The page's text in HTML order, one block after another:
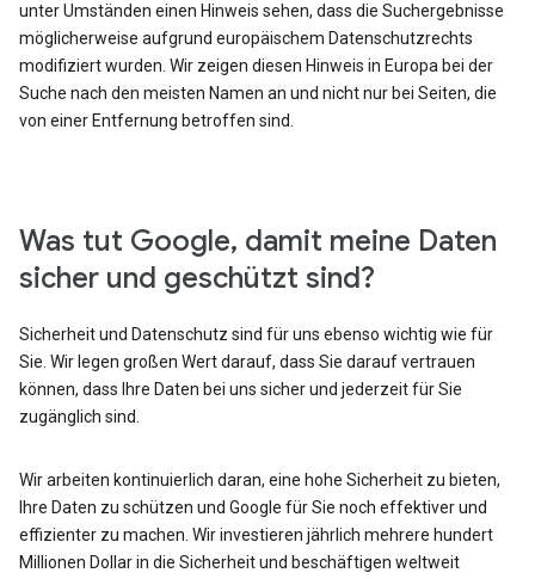
unter Umständen einen Hinweis sehen, dass die Suchergebnisse
möglicherweise aufgrund europäischem Datenschutzrechts
modifiziert wurden. Wir zeigen diesen Hinweis in Europa bei der
Suche nach den meisten Namen an und nicht nur bei Seiten, die
von einer Entfernung betroffen sind.
Was tut Google, damit meine Daten
sicher und geschützt sind?
Sicherheit und Datenschutz sind für uns ebenso wichtig wie für
Sie. Wir legen großen Wert darauf, dass Sie darauf vertrauen
können, dass Ihre Daten bei uns sicher und jederzeit für Sie
zugänglich sind.
Wir arbeiten kontinuierlich daran, eine hohe Sicherheit zu bieten,
Ihre Daten zu schützen und Google für Sie noch effektiver und
effizienter zu machen. Wir investieren jährlich mehrere hundert
Millionen Dollar in die Sicherheit und beschäftigen weltweit